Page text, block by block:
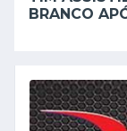
BRANCO